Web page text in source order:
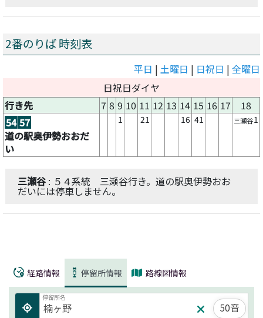
2番のりば 時刻表
平日 | 土曜日 | 日祝日 | 全曜日
日祝日ダイヤ
行き先
7 8 9 10 11 12 13 14 15 16 17
18
54 57
道の駅奥伊勢おおだ
い
1 21 16 41 三瀬谷1
三瀬谷 : ５４系統 三瀬谷行き。道の駅奥伊勢おお
だいには停車しません。
経路情報 停留所情報 路線図情報
停留所名
50音